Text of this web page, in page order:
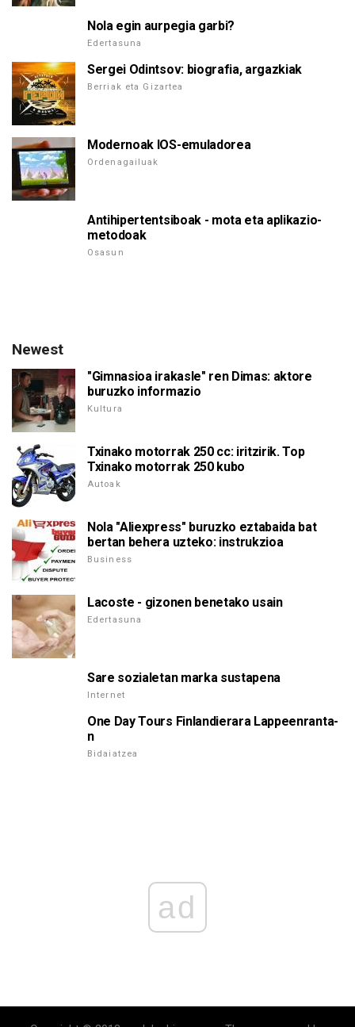
Nola egin aurpegia garbi?
Edertasuna
Sergei Odintsov: biografia, argazkiak
Berriak eta Gizartea
Modernoak IOS-emuladorea
Ordenagailuak
Antihipertentsiboak - mota eta aplikazio-
metodoak
Osasun
Newest
"Gimnasioa irakasle" ren Dimas: aktore
buruzko informazio
Kultura
Txinako motorrak 250 cc: iritzirik. Top
Txinako motorrak 250 kubo
Autoak
Nola "Aliexpress" buruzko eztabaida bat
bertan behera uzteko: instrukzioa
Business
Lacoste - gizonen benetako usain
Edertasuna
Sare sozialetan marka sustapena
Internet
One Day Tours Finlandierara Lappeenranta-
n
Bidaiatzea
ad